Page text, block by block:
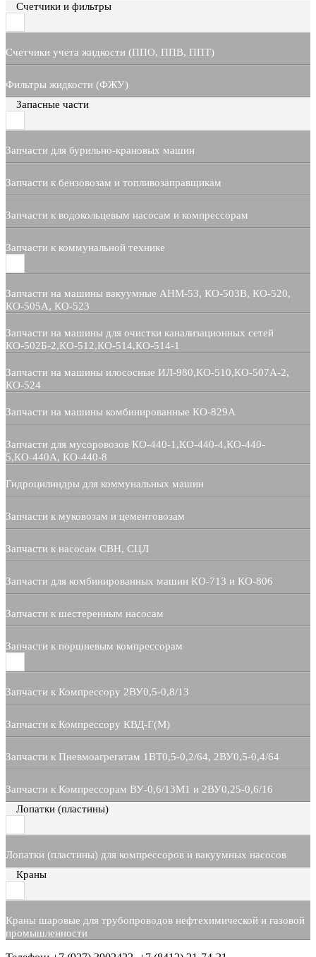
Счетчики и фильтры
Счетчики учета жидкости (ППО, ППВ, ППТ)
Фильтры жидкости (ФЖУ)
Запасные части
Запчасти для бурильно-крановых машин
Запчасти к бензовозам и топливозаправщикам
Запчасти к водокольцевым насосам и компрессорам
Запчасти к коммунальной технике
Запчасти на машины вакуумные АНМ-53, КО-503В, КО-520,
КО-505А, КО-523
Запчасти на машины для очистки канализационных сетей
КО-502Б-2,КО-512,КО-514,КО-514-1
Запчасти на машины илососные ИЛ-980,КО-510,КО-507А-2,
КО-524
Запчасти на машины комбинированные КО-829А
Запчасти для мусоровозов КО-440-1,КО-440-4,КО-440-
5,КО-440А, КО-440-8
Гидроцилиндры для коммунальных машин
Запчасти к муковозам и цементовозам
Запчасти к насосам СВН, СЦЛ
Запчасти для комбинированных машин КО-713 и КО-806
Запчасти к шестеренным насосам
Запчасти к поршневым компрессорам
Запчасти к Компрессору 2ВУ0,5-0,8/13
Запчасти к Компрессору КВД-Г(М)
Запчасти к Пневмоагрегатам 1ВТ0,5-0,2/64, 2ВУ0,5-0,4/64
Запчасти к Компрессорам ВУ-0,6/13М1 и 2ВУ0,25-0,6/16
Лопатки (пластины)
Лопатки (пластины) для компрессоров и вакуумных насосов
Краны
Краны шаровые для трубопроводов нефтехимической и газовой
промышленности